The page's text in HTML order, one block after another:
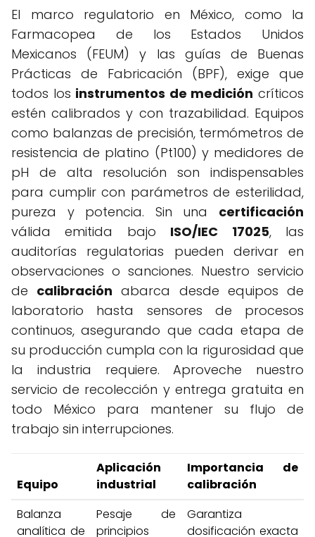
El marco regulatorio en México, como la
Farmacopea de los Estados Unidos
Mexicanos (FEUM) y las guías de Buenas
Prácticas de Fabricación (BPF), exige que
todos los instrumentos de medición críticos
estén calibrados y con trazabilidad. Equipos
como balanzas de precisión, termómetros de
resistencia de platino (Pt100) y medidores de
pH de alta resolución son indispensables
para cumplir con parámetros de esterilidad,
pureza y potencia. Sin una certificación
válida emitida bajo ISO/IEC 17025, las
auditorías regulatorias pueden derivar en
observaciones o sanciones. Nuestro servicio
de calibración abarca desde equipos de
laboratorio hasta sensores de procesos
continuos, asegurando que cada etapa de
su producción cumpla con la rigurosidad que
la industria requiere. Aproveche nuestro
servicio de recolección y entrega gratuita en
todo México para mantener su flujo de
trabajo sin interrupciones.
Equipo
Aplicación
industrial
Importancia de
calibración
Balanza
analítica de
Pesaje de
principios
Garantiza
dosificación exacta